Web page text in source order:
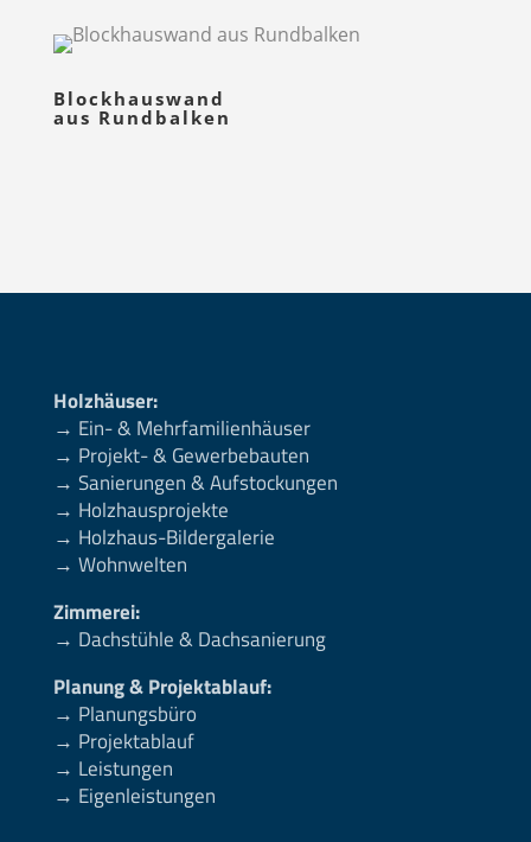
Blockhauswand
aus Rundbalken
Holzhäuser:
→ Ein- & Mehrfamilienhäuser
→ Projekt- & Gewerbebauten
→ Sanierungen & Aufstockungen
→ Holzhausprojekte
→ Holzhaus-Bildergalerie
→ Wohnwelten
Zimmerei:
→ Dachstühle & Dachsanierung
Planung & Projektablauf:
→ Planungsbüro
→ Projektablauf
→ Leistungen
→ Eigenleistungen